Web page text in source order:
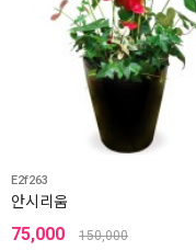
E2f263
안시리움
75,000 150,000